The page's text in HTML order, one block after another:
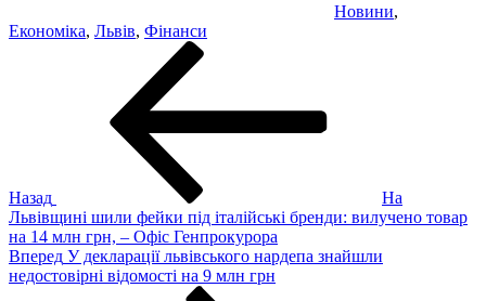
Новини,
Економіка, Львів, Фінанси
Назад
На
Львівщині шили фейки під італійські бренди: вилучено товар
на 14 млн грн, – Офіс Генпрокурора
Наступний
запис
Вперед У декларації львівського нардепа знайшли
недостовірні відомості на 9 млн грн